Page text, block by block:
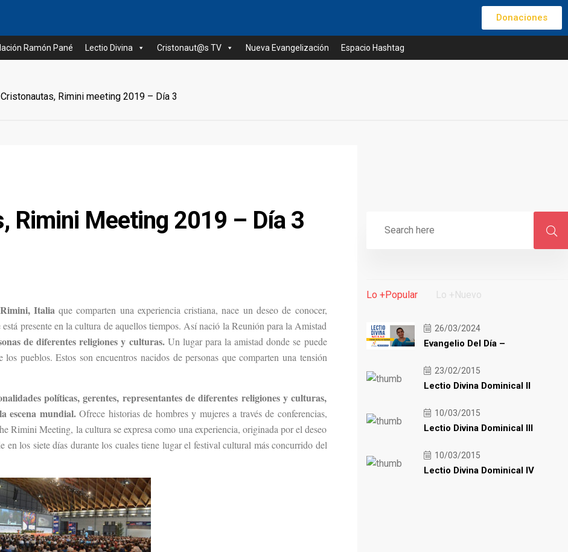
Donaciones
Ramón Pané Lectio Divina Cristonaut@s TV Nueva Evangelización Espacio Hashtag
Rimini meeting 2019 – Día 3
Rimini Meeting 2019 – Día 3
Rimini, Italia que comparten una experiencia cristiana, nace un deseo de conocer,
presente en la cultura de aquellos tiempos. Así nació la Reunión para la Amistad
de diferentes religiones y culturas.Un lugar para la amistad donde se puede
pueblos. Estos son encuentros nacidos de personas que comparten una tensión
políticas, gerentes, representantes de diferentes religiones y culturas,
escena mundial.Ofrece historias de hombres y mujeres a través de conferencias,
Rimini Meeting, la cultura se expresa como una experiencia, originada por el deseo
en los siete días durante los cuales tiene lugar el festival cultural más concurrido del
Lo +Popular Lo +Nuevo
26/03/2024
Evangelio Del Día –
23/02/2015
Lectio Divina Dominical II
10/03/2015
Lectio Divina Dominical III
10/03/2015
Lectio Divina Dominical IV